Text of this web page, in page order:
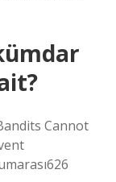
Cannot